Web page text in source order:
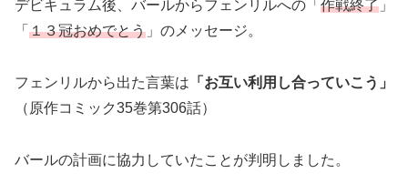
デビキュラム後、バールからフェンリルへの「 作戦終了 」
「 １３冠おめでとう 」のメッセージ。
フェンリルから出た言葉は 「 お互い利用し合っていこう」
（原作コミック35巻第306話）
バールの計画に協力していたことが判明しました。